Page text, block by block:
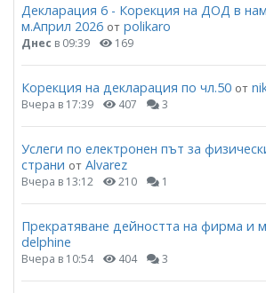
Декларация 6 - Корекция на ДОД в
м.Април 2026 от polikaro
Днес в 09:39 169
Корекция на декларация по чл.50 от
Вчера в 17:39 407 3
Услеги по електронен път за
страни от Alvarez
Вчера в 13:12 210 1
Прекратяване дейността на фирма и
delphine
Вчера в 10:54 404 3